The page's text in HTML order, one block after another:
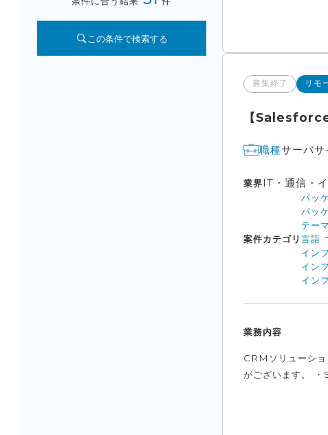
この条件で検索する
募集終了 リモ
【
職種サーバサ
業界IT・通信・
案件カテゴリ
パッ
パッ
テーマ
言語
イン
イン
イン
業務内容
CRMソリューシ
がございます。